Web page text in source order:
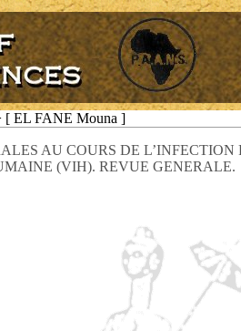
[ EL FANE Mouna ]
AU COURS DE L’INFECTION
(VIH). REVUE GENERALE.